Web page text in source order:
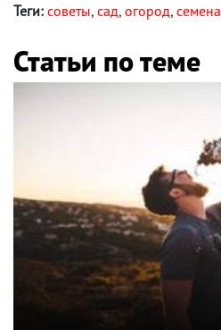
Теги: советы, сад, огород, семена
Статьи по теме